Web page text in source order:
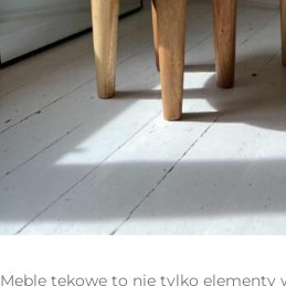
Meble tekowe to nie tylko elementy